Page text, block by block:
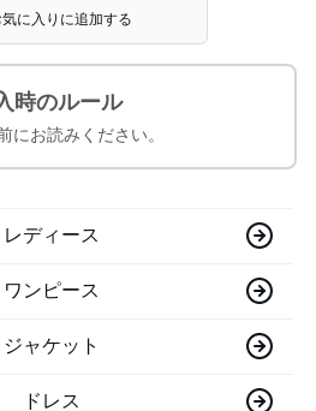
気に入りに追加する
時のルール
にお読みください。
レディース
ワンピース
ジャケット
ドレス